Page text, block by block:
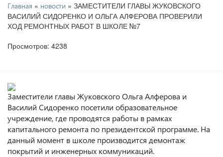
Главная » новости » ЗАМЕСТИТЕЛИ ГЛАВЫ ЖУКОВСКОГО
ВАСИЛИЙ СИДОРЕНКО И ОЛЬГА АЛФЕРОВА ПРОВЕРИЛИ
ХОД РЕМОНТНЫХ РАБОТ В ШКОЛЕ №7
Просмотров: 4238
Заместители главы Жуковского Ольга Алферова и
Василий Сидоренко посетили образовательное
учреждение, где проводятся работы в рамках
капитального ремонта по президентской программе. На
данный момент в школе производится демонтаж
покрытий и инженерных коммуникаций.